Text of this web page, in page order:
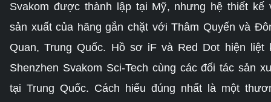
Svakom được thành lập tại Mỹ, nhưng hệ thiết kế
sản xuất của hãng gắn chặt với Thâm Quyến và
Quan, Trung Quốc. Hồ sơ iF và Red Dot hiện liệt
Shenzhen Svakom Sci-Tech cùng các đối tác sản
tại Trung Quốc. Cách hiểu đúng nhất là một